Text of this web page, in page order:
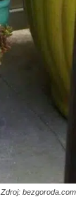
Zdroj: bezgoroda.com